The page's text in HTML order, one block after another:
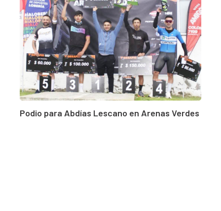
Podio para Abdías Lescano en Arenas Verdes